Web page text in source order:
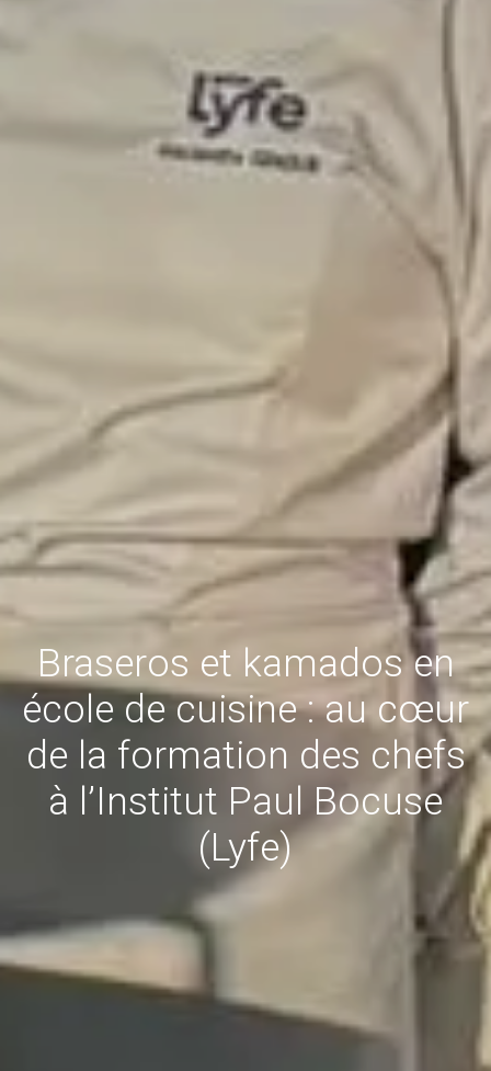
Braseros et kamados en
école de cuisine : au cœur
de la formation des chefs
à l’Institut Paul Bocuse
(Lyfe)